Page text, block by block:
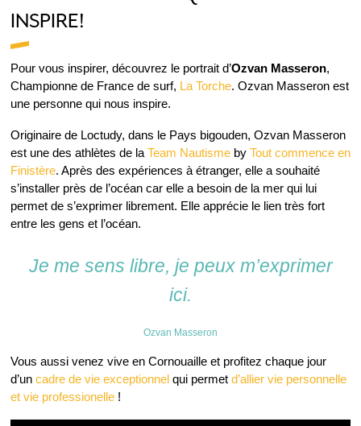
INSPIRE!
Pour vous inspirer, découvrez le portrait d’Ozvan Masseron,
Championne de France de surf, La Torche. Ozvan Masseron est
une personne qui nous inspire.
Originaire de Loctudy, dans le Pays bigouden, Ozvan Masseron
est une des athlètes de la Team Nautisme by Tout commence en
Finistère. Après des expériences à étranger, elle a souhaité
s’installer près de l’océan car elle a besoin de la mer qui lui
permet de s’exprimer librement. Elle apprécie le lien très fort
entre les gens et l’océan.
Je me sens libre, je peux m’exprimer
ici.
Ozvan Masseron
Vous aussi venez vive en Cornouaille et profitez chaque jour
d’un cadre de vie exceptionnel qui permet d’allier vie personnelle
et vie professionelle!